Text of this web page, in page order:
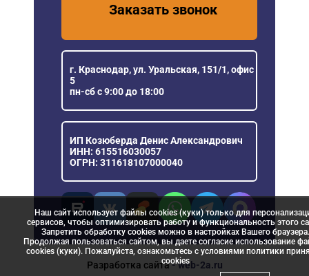
Заказать звонок
г. Краснодар, ул. Уральская, 151/1, офис
5
пн-сб с 9:00 до 18:00
ИП Козюберда Денис Александрович
ИНН: 615516030057
ОГРН: 311618107000040
Разработка сайта- web-2a.ru
Наш сайт использует файлы cookies (куки) только для
сервисов, чтобы оптимизировать работу и функциональность этого
Запретить обработку cookies можно в настройках Вашего браузера.
Продолжая пользоваться сайтом, вы даете согласие использование
cookies (куки). Пожалуйста, ознакомьтесь с условиями политики
сookies